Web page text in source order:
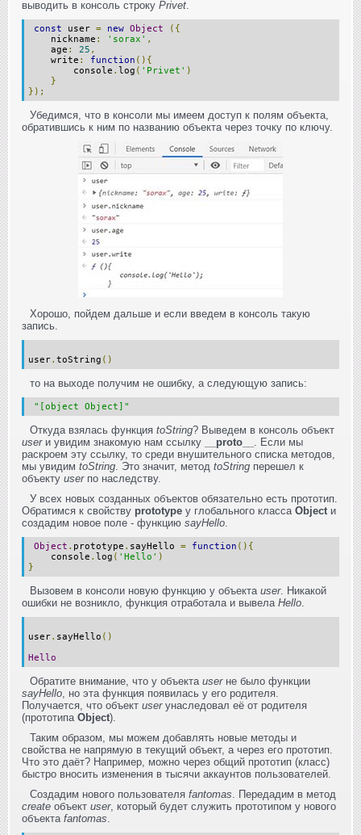
выводить в консоль строку Privet
const user = new Object
({
nickname : 'sorax' ,
age : 25 ,
write : function (){
console . log ( 'Privet' )
}
});
Убедимся, что в консоли мы имеем доступ к полям объекта,
обратившись к ним по названию объекта через точку по ключу.
Хорошо, пойдем дальше и если введем в консоль такую
запись.
user. toString ()
то на выходе получим не ошибку, а следующую запись:
"[object Object]"
Откуда взялась функция toString? Выведем в консоль объект
userи увидим знакомую нам ссылку __proto__
. Если мы
раскроем эту ссылку, то среди внушительного списка методов,
мы увидим toString . Это значит, метод toString перешел к
объекту userпо наследству.
У всех новых созданных объектов обязательно есть прототип.
Обратимся к свойству prototype у глобального класса Object и
создадим новое поле - функцию sayHello
Object . prototype . sayHello = function (){
console . log ( 'Hello' )
}
Вызовем в консоли новую функцию у объекта user. Никакой
ошибки не возникло, функция отработала и вывела Hello
user. sayHello ()
Hello
Обратите внимание, что у объекта userне было функции
sayHello , но эта функция появилась у его родителя.
Получается, что объект userунаследовал её от родителя
(прототипа Object).
Таким образом, мы можем добавлять новые методы и
свойства не напрямую в текущий объект, а через его прототип.
Что это даёт? Например, можно через общий прототип (класс)
быстро вносить изменения в тысячи аккаунтов пользователей.
Создадим нового пользователя fantomas . Передадим в метод
create объект user, который будет служить прототипом у нового
объекта fantomas